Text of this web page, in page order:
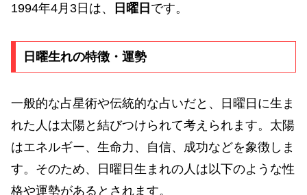
1994年4月3日は、 日曜日 です。
日曜生れの特徴・運勢
一般的な占星術や伝統的な占いだと、日曜日に生ま
れた人は太陽と結びつけられて考えられます。太陽
はエネルギー、生命力、自信、成功などを象徴しま
す。そのため、日曜日生まれの人は以下のような性
格や運勢があるとされます。